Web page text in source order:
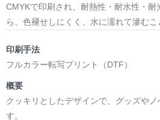
CMYKで印刷され、耐熱性・耐水性・
ら、色褪せしにくく、水に濡れて滲むこ
印刷手法
フルカラー転写プリント（DTF）
概要
クッキリとしたデザインで、グッズや
す。